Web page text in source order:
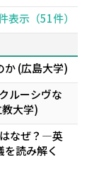
表示（51件）
か (広島大学)
ルーシヴな
大学)
なぜ？—英
読み解く